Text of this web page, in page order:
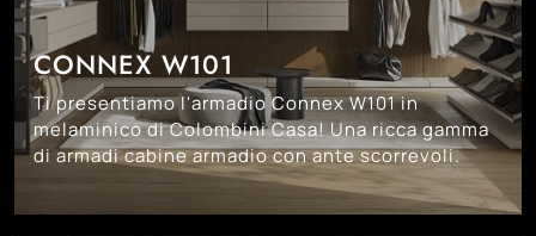
CONNEX W101
Ti presentiamo l'armadio Connex W101 in
melaminico di Colombini Casa! Una ricca gamma
di armadi cabine armadio con ante scorrevoli.